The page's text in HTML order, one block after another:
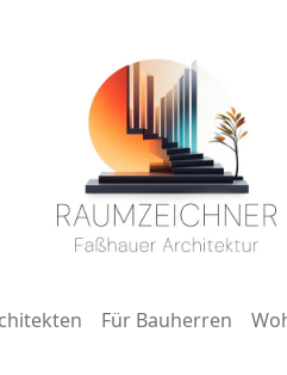
Für Bauherren